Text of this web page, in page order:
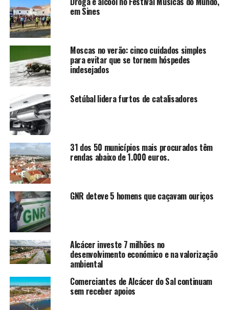
em Sines
Moscas no verão: cinco cuidados simples
para evitar que se tornem hóspedes
indesejados
Setúbal lidera furtos de catalisadores
31 dos 50 municípios mais procurados têm
rendas abaixo de 1.000 euros.
GNR deteve 5 homens que caçavam ouriços
Alcácer investe 7 milhões no
desenvolvimento económico e na valorização
ambiental
Comerciantes de Alcácer do Sal continuam
sem receber apoios